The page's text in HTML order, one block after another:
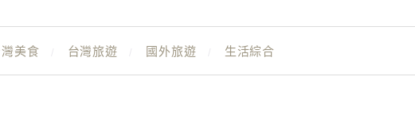
美食 台灣旅遊 國外旅遊 生活綜合